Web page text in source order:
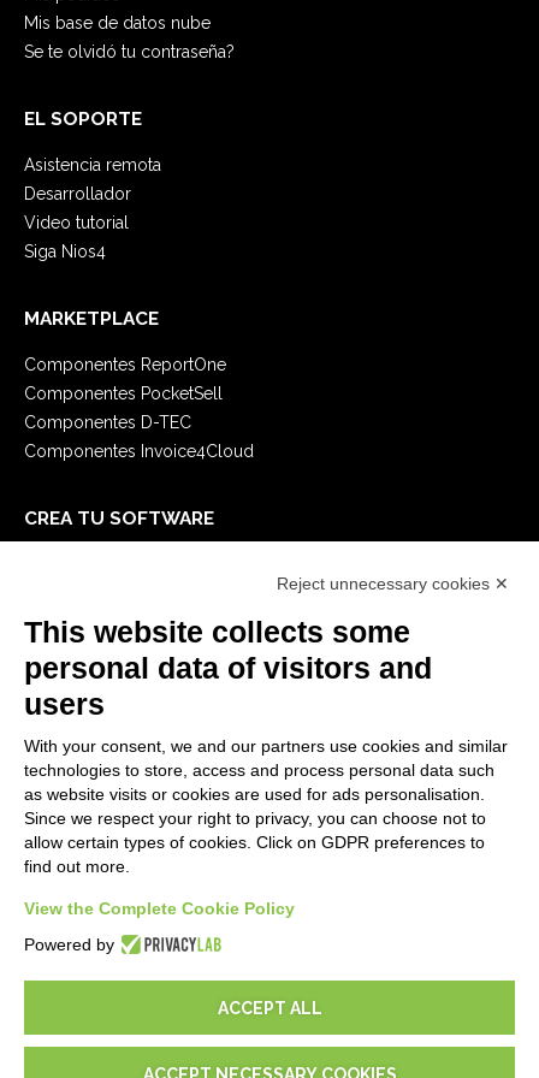
Mis base de datos nube
Se te olvidó tu contraseña?
EL SOPORTE
Asistencia remota
Desarrollador
Video tutorial
Siga Nios4
MARKETPLACE
Componentes ReportOne
Componentes PocketSell
Componentes D-TEC
Componentes Invoice4Cloud
CREA TU SOFTWARE
E-Book
LEGALES
Informativas Privacidad
Security Policy
Documentación contractual y RGPD
Condiciones generales de suministro
Condiciones del servicio de soporte
Configuraciones cookie
Reject unnecessary cookies ✕
This website collects some
personal data of visitors and
users
With your consent, we and our partners use cookies and similar
technologies to store, access and process personal data such
as website visits or cookies are used for ads personalisation.
Since we respect your right to privacy, you can choose not to
allow certain types of cookies. Click on GDPR preferences to
find out more.
View the Complete Cookie Policy
Powered by
ACCEPT ALL
ACCEPT NECESSARY COOKIES